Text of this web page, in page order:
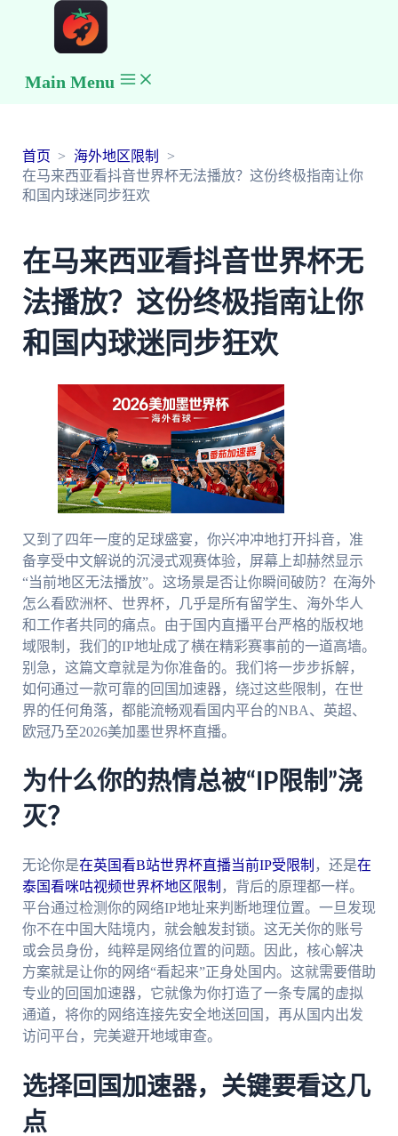
Main Menu
首页
海外地区限制
在马来西亚看抖音世界杯无法播放？这份终极指南让你
和国内球迷同步狂欢
在马来西亚看抖音世界杯无
法播放？这份终极指南让你
和国内球迷同步狂欢
又到了四年一度的足球盛宴，你兴冲冲地打开抖音，准
备享受中文解说的沉浸式观赛体验，屏幕上却赫然显示
“当前地区无法播放”。这场景是否让你瞬间破防？在海外
怎么看欧洲杯、世界杯，几乎是所有留学生、海外华人
和工作者共同的痛点。由于国内直播平台严格的版权地
域限制，我们的IP地址成了横在精彩赛事前的一道高墙。
别急，这篇文章就是为你准备的。我们将一步步拆解，
如何通过一款可靠的回国加速器，绕过这些限制，在世
界的任何角落，都能流畅观看国内平台的NBA、英超、
欧冠乃至2026美加墨世界杯直播。
为什么你的热情总被“IP限制”浇
灭？
无论你是在英国看B站世界杯直播当前IP受限制 ，还是在
泰国看咪咕视频世界杯地区限制 ，背后的原理都一样。
平台通过检测你的网络IP地址来判断地理位置。一旦发现
你不在中国大陆境内，就会触发封锁。这无关你的账号
或会员身份，纯粹是网络位置的问题。因此，核心解决
方案就是让你的网络“看起来”正身处国内。这就需要借助
专业的回国加速器，它就像为你打造了一条专属的虚拟
通道，将你的网络连接先安全地送回国，再从国内出发
访问平台，完美避开地域审查。
选择回国加速器，关键要看这几
点